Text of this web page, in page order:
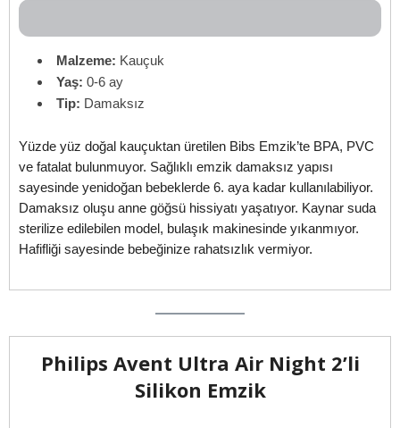
Malzeme: Kauçuk
Yaş: 0-6 ay
Tip: Damaksız
Yüzde yüz doğal kauçuktan üretilen Bibs Emzik’te BPA, PVC
ve fatalat bulunmuyor. Sağlıklı emzik damaksız yapısı
sayesinde yenidoğan bebeklerde 6. aya kadar kullanılabiliyor.
Damaksız oluşu anne göğsü hissiyatı yaşatıyor. Kaynar suda
sterilize edilebilen model, bulaşık makinesinde yıkanmıyor.
Hafifliği sayesinde bebeğinize rahatsızlık vermiyor.
Philips Avent Ultra Air Night 2’li
Silikon Emzik